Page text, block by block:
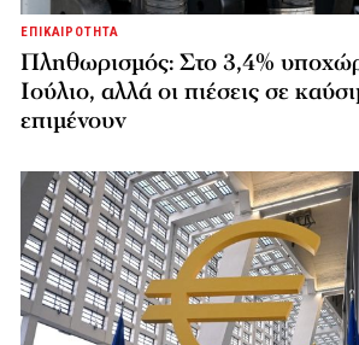
ΕΠΙΚΑΙΡΟΤΗΤΑ
Πληθωρισμός: Στο 3,4%
Ιούλιο, αλλά οι πιέσεις σε
επιμένουν